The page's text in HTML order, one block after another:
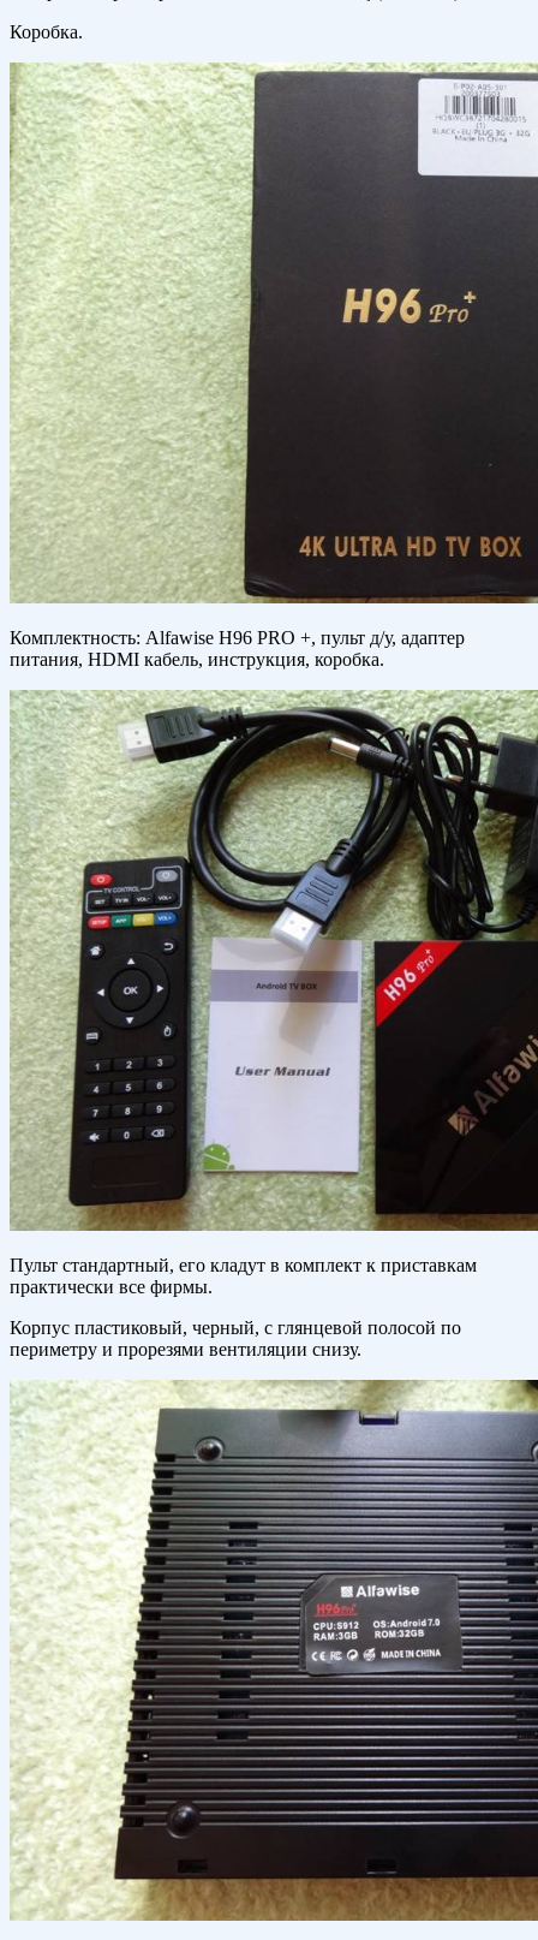
Коробка.
Комплектность: Alfawise H96 PRO +, пульт д/у, адаптер
питания, HDMI кабель, инструкция, коробка.
Пульт стандартный, его кладут в комплект к приставкам
практически все фирмы.
Корпус пластиковый, черный, с глянцевой полосой по
периметру и прорезями вентиляции снизу.